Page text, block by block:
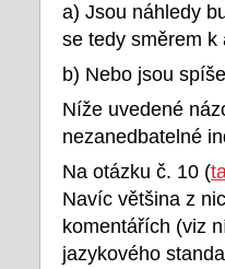
a) Jsou náhledy
se tedy směrem k
b) Nebo jsou
Níže uvedené
nezanedbatelné
Na otázku č. 10 (
Navíc většina z
komentářích (viz
jazykového